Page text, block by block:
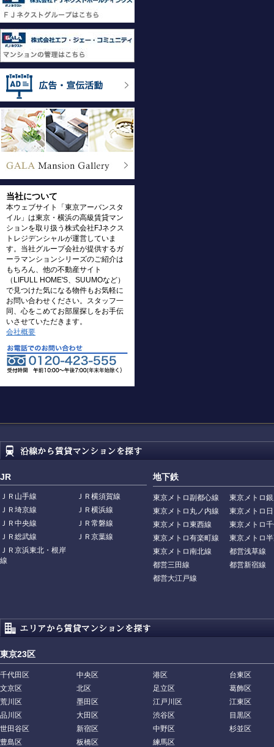
当社について
本ウェブサイト「東京アーバンスタ
イル」は東京・横浜の高級賃貸マン
ションを取り扱う株式会社FJネクス
トレジデンシャルが運営していま
す。当社グループ会社が提供するガ
ーラマンションシリーズのご紹介は
もちろん、他の不動産サイト
（LIFULL HOME'S、SUUMOなど）
で見つけた気になる物件もお気軽に
お問い合わせください。スタッフ一
同、心をこめてお部屋探しをお手伝
いさせていただきます。
会社概要
JR
ＪＲ山手線
ＪＲ横須賀線
ＪＲ埼京線
ＪＲ横浜線
ＪＲ中央線
ＪＲ常磐線
ＪＲ総武線
ＪＲ京葉線
ＪＲ京浜東北・根岸
線
地下鉄
東京メトロ副都心線
東京メトロ
東京メトロ丸ノ内線
東京メトロ
東京メトロ東西線
東京メトロ
東京メトロ有楽町線
東京メトロ
東京メトロ南北線
都営浅草線
都営三田線
都営新宿線
都営大江戸線
東京23区
千代田区 中央区 港区
台東区
文京区
北区 足立区
葛飾区
荒川区
墨田区 江戸川区
江東区
品川区
大田区 渋谷区
目黒区
世田谷区
新宿区 中野区
杉並区
豊島区
板橋区 練馬区